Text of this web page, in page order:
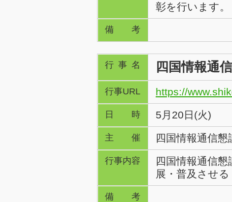
彰を行います。
備考
行事名 四国情報通
行事URL https://
日時 5月20日(火)
主催 四国情報通信懇
行事内容
四国情報通信
展・普及させ
備考